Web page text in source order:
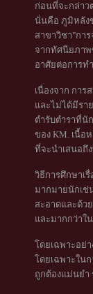
ก่อนที่จะกล่าว
นั่นคือ ภูมิหลัง
สาขาวิชา"การ
จากทัศนียภาพ
อาศัยต่อการท
เนื่องจาก การ
และไม่ได้มีรา
ตำรับตำราที่นั
ของ KM. เนื้อ
ที่จะนำเสนอถึ
วิธีการศึกษาเ
มากมายนักเช่
สะอาดและด้ว
และมากกว่าใ
โดยเฉพาะอย่
โดยเฉพาะใน
ถูกต้องแม่นยำ